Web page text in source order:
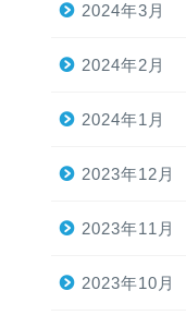
2024年3月
2024年2月
2024年1月
2023年12月
2023年11月
2023年10月